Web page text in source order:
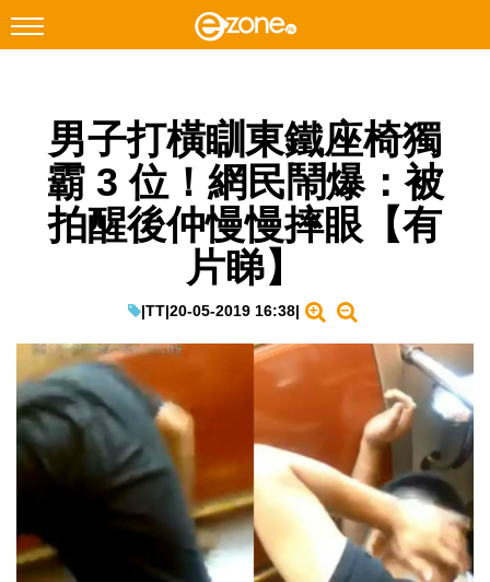
Facebook Instagram
科技焦點
網絡生活
EduTech
IT Times
生成式AI與雲端應用
Enterprise Digital Transformation
男子打橫瞓東鐵座椅獨
霸 3 位！網民鬧爆：被
拍醒後仲慢慢摔眼【有
片睇】
|TT|20-05-2019 16:38|